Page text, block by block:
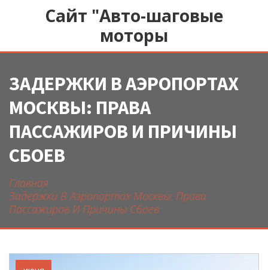
Сайт "Авто-шаговые
моторы
ЗАДЕРЖКИ В АЭРОПОРТАХ
МОСКВЫ: ПРАВА
ПАССАЖИРОВ И ПРИЧИНЫ
СБОЕВ
Главная
Задержки В Аэропортах Москвы: Права
Пассажиров И Причины Сбоев